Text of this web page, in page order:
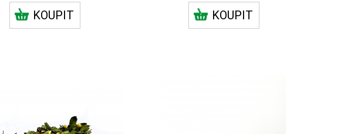
KOUPIT KOUPIT